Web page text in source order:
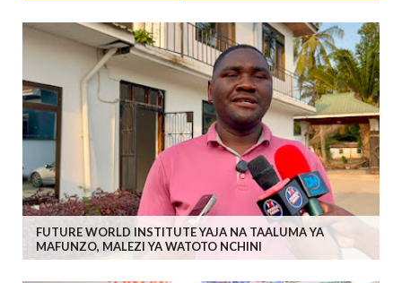
FUTURE WORLD INSTITUTE YAJA NA TAALUMA YA
MAFUNZO, MALEZI YA WATOTO NCHINI